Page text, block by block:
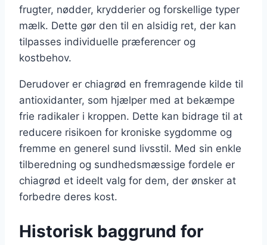
frugter, nødder, krydderier og forskellige typer
mælk. Dette gør den til en alsidig ret, der kan
tilpasses individuelle præferencer og
kostbehov.
Derudover er chiagrød en fremragende kilde til
antioxidanter, som hjælper med at bekæmpe
frie radikaler i kroppen. Dette kan bidrage til at
reducere risikoen for kroniske sygdomme og
fremme en generel sund livsstil. Med sin enkle
tilberedning og sundhedsmæssige fordele er
chiagrød et ideelt valg for dem, der ønsker at
forbedre deres kost.
Historisk baggrund for